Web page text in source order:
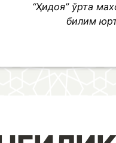
“Ҳидоя” ўрта
билим